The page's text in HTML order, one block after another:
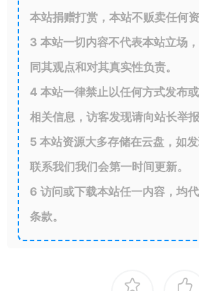
本站捐赠打赏，本站不贩卖任何
3 本站一切内容不代表本站立场
同其观点和对其真实性负责。
4 本站一律禁止以任何方式发布
相关信息，访客发现请向站长举报
5 本站资源大多存储在云盘，如
联系我们我们会第一时间更新。
6 访问或下载本站任一内容，均
条款。